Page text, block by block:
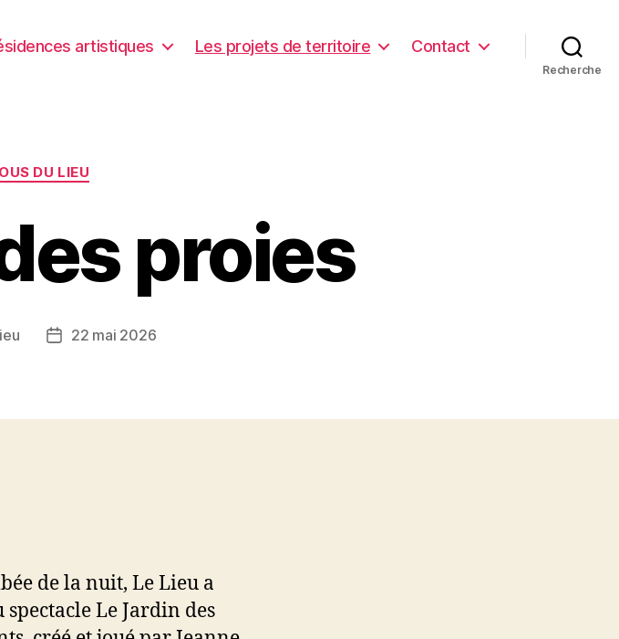
artistiques Les projets de territoire Contact
Recherche
Catégories
DU LIEU
proies
Date22 mai 2026
de la nuit, Le Lieu a
Le Jardin des